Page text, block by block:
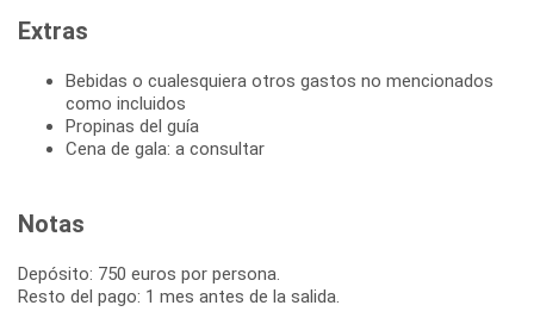
Extras
Bebidas o cualesquiera otros gastos no mencionados
como incluidos
Propinas del guía
Cena de gala: a consultar
Notas
Depósito: 750 euros por persona.
Resto del pago: 1 mes antes de la salida.